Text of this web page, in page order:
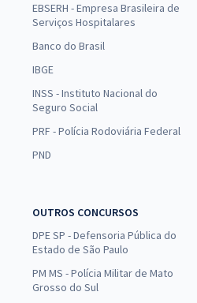
EBSERH - Empresa Brasileira de
Serviços Hospitalares
Banco do Brasil
IBGE
INSS - Instituto Nacional do
Seguro Social
PRF - Polícia Rodoviária Federal
PND
OUTROS CONCURSOS
DPE SP - Defensoria Pública do
Estado de São Paulo
PM MS - Polícia Militar de Mato
Grosso do Sul